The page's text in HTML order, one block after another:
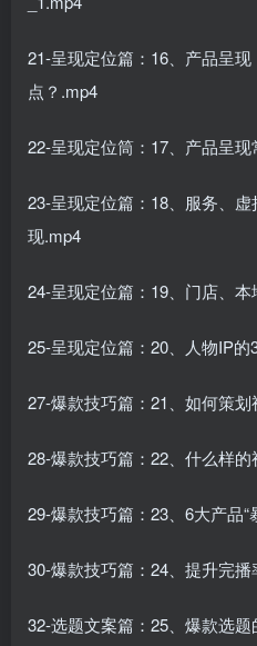
21-呈现定位篇：16、产品呈
点？.mp4
22-呈现定位筒：17、产品呈
23-呈现定位篇：18、服务、
现.mp4
24-呈现定位篇：19、门店、
25-呈现定位篇：20、人物IP
27-爆款技巧篇：21、如何策
28-爆款技巧篇：22、什么样
29-爆款技巧篇：23、6大产品“
30-爆款技巧篇：24、提升完
32-选题文案篇：25、爆款选